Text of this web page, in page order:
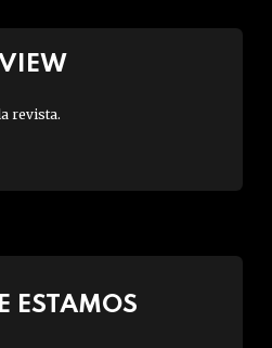
revista.
ESTAMOS